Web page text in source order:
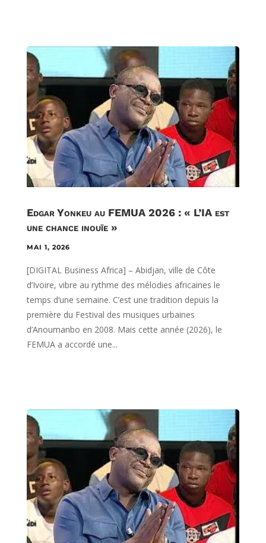
Edgar Yonkeu au FEMUA 2026 : « L’IA est
une chance inouïe »
MAI 1, 2026
[DIGITAL Business Africa] – Abidjan, ville de Côte
d’Ivoire, vibre au rythme des mélodies africaines le
temps d’une semaine. C’est une tradition depuis la
première du Festival des musiques urbaines
d’Anoumanbo en 2008. Mais cette année (2026), le
FEMUA a accordé une...